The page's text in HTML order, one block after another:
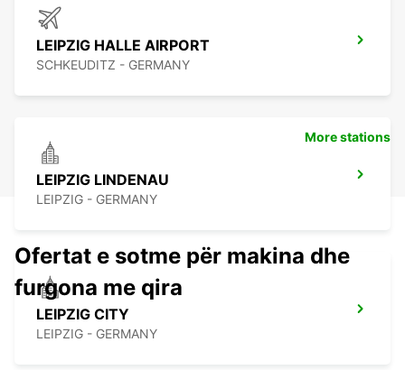
LEIPZIG HALLE AIRPORT
SCHKEUDITZ - GERMANY
LEIPZIG LINDENAU
LEIPZIG - GERMANY
LEIPZIG CITY
LEIPZIG - GERMANY
More stations
Ofertat e sotme për makina dhe
furgona me qira